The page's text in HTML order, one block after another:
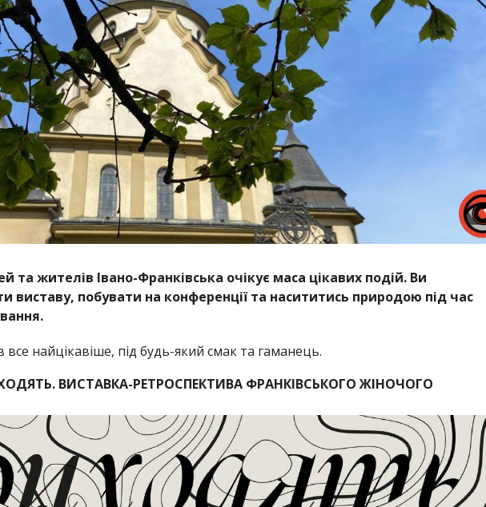
та жителів Івано-Франківська очікує маса цікавих подій. Ви
виставу, побувати на конференції та насититись природою під час
все найцікавіше, під будь-який смак та гаманець.
ВИСТАВКА-РЕТРОСПЕКТИВА ФРАНКІВСЬКОГО ЖІНОЧОГО